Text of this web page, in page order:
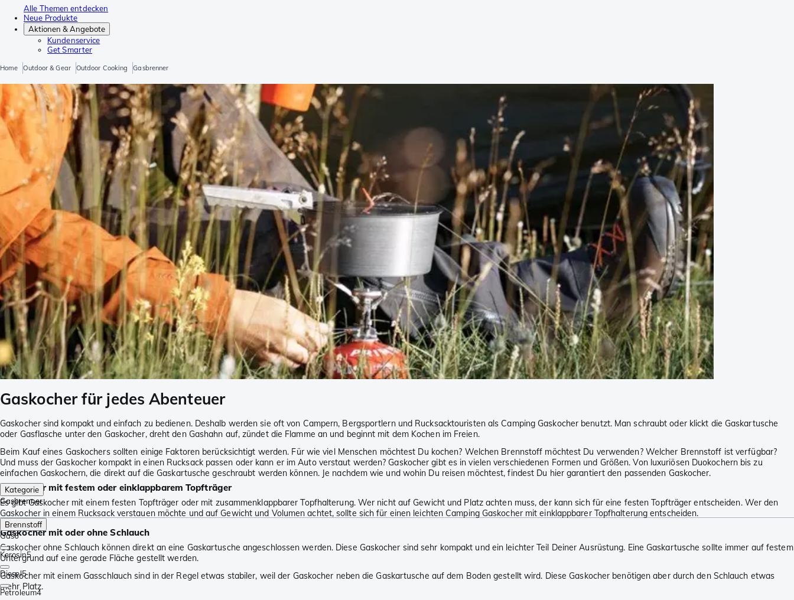
Alle Themen entdecken
Neue Produkte
Aktionen & Angebote
Kundenservice
Get Smarter
Home Outdoor & Gear Outdoor Cooking Gasbrenner
Gaskocher für jedes Abenteuer
Gaskocher sind kompakt und einfach zu bedienen. Deshalb werden sie oft von Campern, Bergsportlern und Rucksacktouristen als Camping Gaskocher benutzt. Man schraubt oder klickt die Gaskartusche
oder Gasflasche unter den Gaskocher, dreht den Gashahn auf, zündet die Flamme an und beginnt mit dem Kochen im Freien.
Beim Kauf eines Gaskochers sollten einige Faktoren berücksichtigt werden. Für wie viel Menschen möchtest Du kochen? Welchen Brennstoff möchtest Du verwenden? Welcher Brennstoff ist verfügbar?
Und muss der Gaskocher kompakt in einen Rucksack passen oder kann er im Auto verstaut werden? Gaskocher gibt es in vielen verschiedenen Formen und Größen. Von luxuriösen Duokochern bis zu
einfachen Gaskochern, die direkt auf die Gaskartusche geschraubt werden können. Je nachdem wie und wohin Du reisen möchtest, findest Du hier garantiert den passenden Gaskocher.
Gaskocher mit festem oder einklappbarem Topfträger
Es gibt Gaskocher mit einem festen Topfträger oder mit zusammenklappbarer Topfhalterung. Wer nicht auf Gewicht und Platz achten muss, der kann sich für eine festen Topfträger entscheiden. Wer den
Gaskocher in einem Rucksack verstauen möchte und auf Gewicht und Volumen achtet, sollte sich für einen leichten Camping Gaskocher mit einklappbarer Topfhalterung entscheiden.
Gaskocher mit oder ohne Schlauch
Gaskocher ohne Schlauch können direkt an eine Gaskartusche angeschlossen werden. Diese Gaskocher sind sehr kompakt und ein leichter Teil Deiner Ausrüstung. Eine Gaskartusche sollte immer auf festem
Untergrund auf eine gerade Fläche gestellt werden.
Gaskocher mit einem Gasschlauch sind in der Regel etwas stabiler, weil der Gaskocher neben die Gaskartusche auf dem Boden gestellt wird. Diese Gaskocher benötigen aber durch den Schlauch etwas
mehr Platz.
Kategorie
Gasbrenner
Brennstoff
Gas6
Kerosin5
Diesel5
Petroleum4